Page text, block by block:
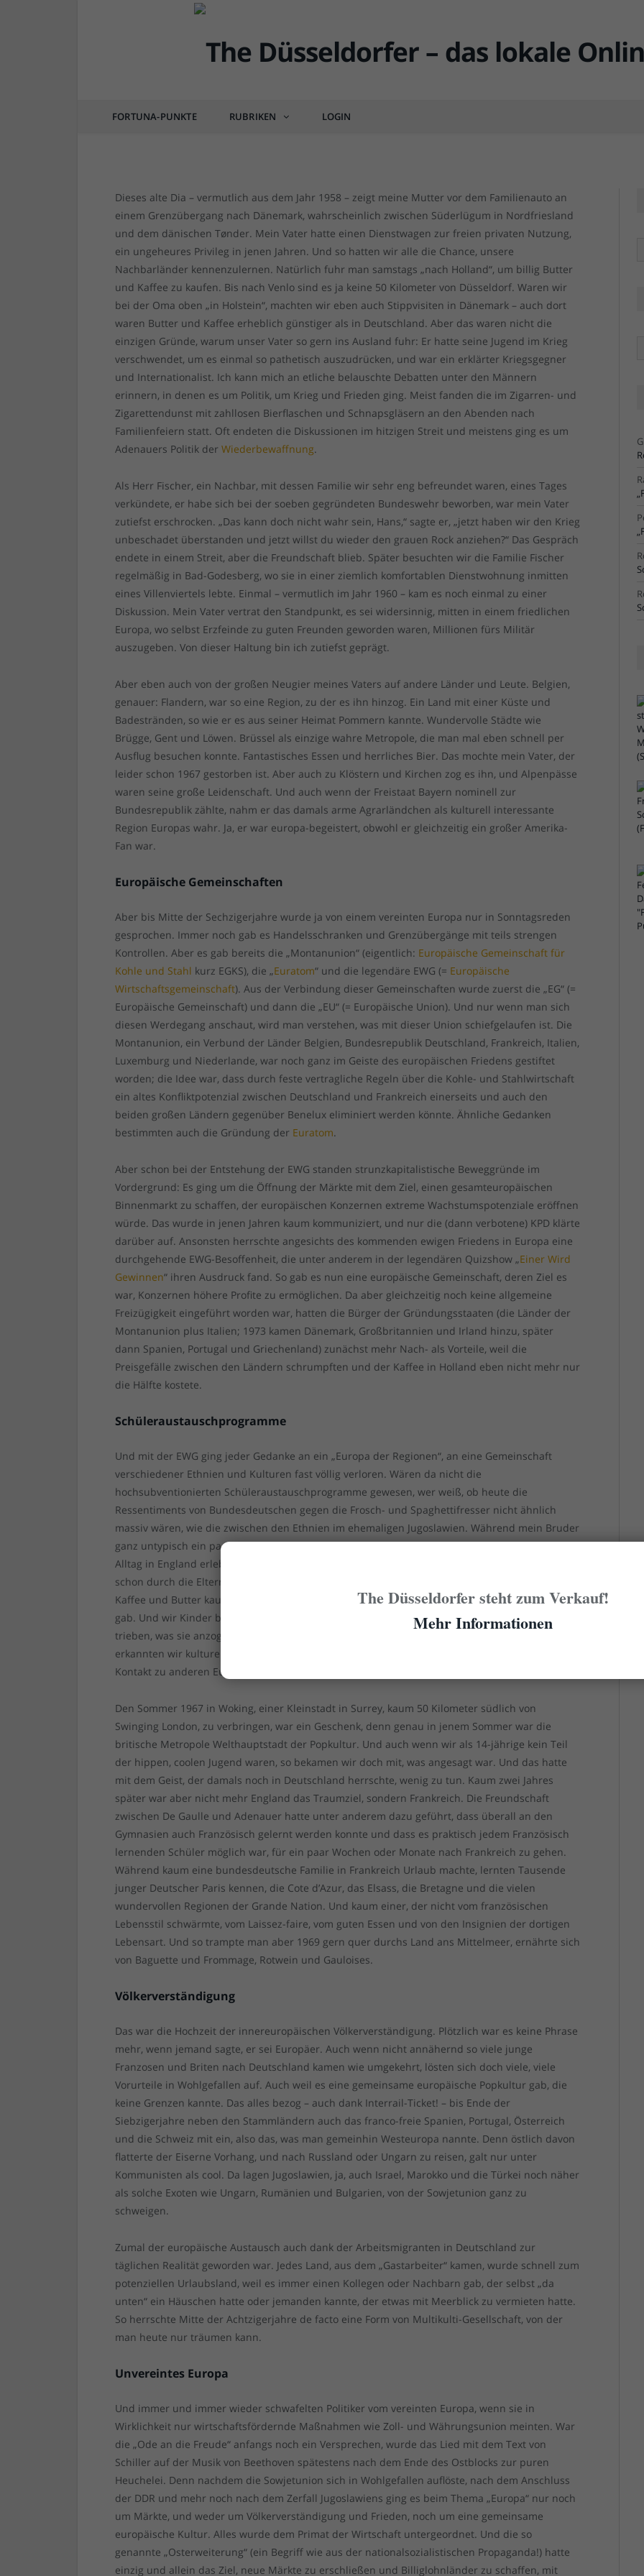
FORTUNA-PUNKTE RUBRIKEN LOGIN
DÜSSEL-HISTÖRCHEN
Dieses alte Dia – vermutlich aus dem Jahr 1958 – zeigt meine Mutter vor dem Familienauto an
einem Grenzübergang nach Dänemark, wahrscheinlich zwischen Süderlügum in Nordfriesland
und dem dänischen Tønder. Mein Vater hatte einen Dienstwagen zur freien privaten Nutzung,
ein ungeheures Privileg in jenen Jahren. Und so hatten wir alle die Chance, unsere
Nachbarländer kennenzulernen. Natürlich fuhr man samstags „nach Holland“, um billig Butter
und Kaffee zu kaufen. Bis nach Venlo sind es ja keine 50 Kilometer von Düsseldorf. Waren wir
bei der Oma oben „in Holstein“, machten wir eben auch Stippvisiten in Dänemark – auch dort
waren Butter und Kaffee erheblich günstiger als in Deutschland. Aber das waren nicht die
einzigen Gründe, warum unser Vater so gern ins Ausland fuhr: Er hatte seine Jugend im Krieg
verschwendet, um es einmal so pathetisch auszudrücken, und war ein erklärter Kriegsgegner
und Internationalist. Ich kann mich an etliche belauschte Debatten unter den Männern
erinnern, in denen es um Politik, um Krieg und Frieden ging. Meist fanden die im Zigarren- und
Zigarettendunst mit zahllosen Bierflaschen und Schnapsgläsern an den Abenden nach
Familienfeiern statt. Oft endeten die Diskussionen im hitzigen Streit und meistens ging es um
Adenauers Politik derWiederbewaffnung.
Als Herr Fischer, ein Nachbar, mit dessen Familie wir sehr eng befreundet waren, eines Tages
verkündete, er habe sich bei der soeben gegründeten Bundeswehr beworben, war mein Vater
zutiefst erschrocken. „Das kann doch nicht wahr sein, Hans,“ sagte er, „jetzt haben wir den Krieg
unbeschadet überstanden und jetzt willst du wieder den grauen Rock anziehen?“ Das Gespräch
endete in einem Streit, aber die Freundschaft blieb. Später besuchten wir die Familie Fischer
regelmäßig in Bad-Godesberg, wo sie in einer ziemlich komfortablen Dienstwohnung inmitten
eines Villenviertels lebte. Einmal – vermutlich im Jahr 1960 – kam es noch einmal zu einer
Diskussion. Mein Vater vertrat den Standpunkt, es sei widersinnig, mitten in einem friedlichen
Europa, wo selbst Erzfeinde zu guten Freunden geworden waren, Millionen fürs Militär
auszugeben. Von dieser Haltung bin ich zutiefst geprägt.
Aber eben auch von der großen Neugier meines Vaters auf andere Länder und Leute. Belgien,
genauer: Flandern, war so eine Region, zu der es ihn hinzog. Ein Land mit einer Küste und
Badestränden, so wie er es aus seiner Heimat Pommern kannte. Wundervolle Städte wie
Brügge, Gent und Löwen. Brüssel als einzige wahre Metropole, die man mal eben schnell per
Ausflug besuchen konnte. Fantastisches Essen und herrliches Bier. Das mochte mein Vater, der
leider schon 1967 gestorben ist. Aber auch zu Klöstern und Kirchen zog es ihn, und Alpenpässe
waren seine große Leidenschaft. Und auch wenn der Freistaat Bayern nominell zur
Bundesrepublik zählte, nahm er das damals arme Agrarländchen als kulturell interessante
Region Europas wahr. Ja, er war europa-begeistert, obwohl er gleichzeitig ein großer Amerika-
Fan war.
Europäische Gemeinschaften
Aber bis Mitte der Sechzigerjahre wurde ja von einem vereinten Europa nur in Sonntagsreden
gesprochen. Immer noch gab es Handelsschranken und Grenzübergänge mit teils strengen
Kontrollen. Aber es gab bereits die „Montanunion“ (eigentlich: Europäische Gemeinschaft für
Kohle und Stahl kurz EGKS), die „Euratom“ und die legendäre EWG (= Europäische
Wirtschaftsgemeinschaft). Aus der Verbindung dieser Gemeinschaften wurde zuerst die „EG“ (=
Europäische Gemeinschaft) und dann die „EU“ (= Europäische Union). Und nur wenn man sich
diesen Werdegang anschaut, wird man verstehen, was mit dieser Union schiefgelaufen ist. Die
Montanunion, ein Verbund der Länder Belgien, Bundesrepublik Deutschland, Frankreich, Italien,
Luxemburg und Niederlande, war noch ganz im Geiste des europäischen Friedens gestiftet
worden; die Idee war, dass durch feste vertragliche Regeln über die Kohle- und Stahlwirtschaft
ein altes Konfliktpotenzial zwischen Deutschland und Frankreich einerseits und auch den
beiden großen Ländern gegenüber Benelux eliminiert werden könnte. Ähnliche Gedanken
bestimmten auch die Gründung der Euratom.
Aber schon bei der Entstehung der EWG standen strunzkapitalistische Beweggründe im
Vordergrund: Es ging um die Öffnung der Märkte mit dem Ziel, einen gesamteuropäischen
Binnenmarkt zu schaffen, der europäischen Konzernen extreme Wachstumspotenziale eröffnen
würde. Das wurde in jenen Jahren kaum kommuniziert, und nur die (dann verbotene) KPD klärte
darüber auf. Ansonsten herrschte angesichts des kommenden ewigen Friedens in Europa eine
durchgehende EWG-Besoffenheit, die unter anderem in der legendären Quizshow „Einer Wird
Gewinnen“ ihren Ausdruck fand. So gab es nun eine europäische Gemeinschaft, deren Ziel es
war, Konzernen höhere Profite zu ermöglichen. Da aber gleichzeitig noch keine allgemeine
Freizügigkeit eingeführt worden war, hatten die Bürger der Gründungsstaaten (die Länder der
Montanunion plus Italien; 1973 kamen Dänemark, Großbritannien und Irland hinzu, später
dann Spanien, Portugal und Griechenland) zunächst mehr Nach- als Vorteile, weil die
Preisgefälle zwischen den Ländern schrumpften und der Kaffee in Holland eben nicht mehr nur
die Hälfte kostete.
Schüleraustauschprogramme
Und mit der EWG ging jeder Gedanke an ein „Europa der Regionen“, an eine Gemeinschaft
verschiedener Ethnien und Kulturen fast völlig verloren. Wären da nicht die
hochsubventionierten Schüleraustauschprogramme gewesen, wer weiß, ob heute die
Ressentiments von Bundesdeutschen gegen die Frosch- und Spaghettifresser nicht ähnlich
massiv wären, wie die zwischen den Ethnien im ehemaligen Jugoslawien. Während mein Bruder
ganz untypisch ein paar Tauschwochen in Schweden verbrachte, konnte ich fast ein halbes Jahr
Alltag in England erleben. Und in beiden Fällen erweiterten die Aktionen unseren Horizont, der
schon durch die Eltern weit hinterm Tellerrand lag. Denn wenn wir in Holland oder Dänemark
Kaffee und Butter kauften, dann griffen wir immer auch gern zu Produkten, die es bei uns nicht
gab. Und wir Kinder beobachteten sehr genau, was gleichaltrige Niederländer oder Dänen so
trieben, was sie anzogen und welche Fahrräder sie besaßen. In diesen Konsumdingen
erkannten wir kulturelle Unterschiede, die sich mit zunehmenden Alter und wachsendem
Kontakt zu anderen Europäer weiter ausdifferenzierten.
Den Sommer 1967 in Woking, einer Kleinstadt in Surrey, kaum 50 Kilometer südlich von
Swinging London, zu verbringen, war ein Geschenk, denn genau in jenem Sommer war die
britische Metropole Welthauptstadt der Popkultur. Und auch wenn wir als 14-jährige kein Teil
der hippen, coolen Jugend waren, so bekamen wir doch mit, was angesagt war. Und das hatte
mit dem Geist, der damals noch in Deutschland herrschte, wenig zu tun. Kaum zwei Jahres
später war aber nicht mehr England das Traumziel, sondern Frankreich. Die Freundschaft
zwischen De Gaulle und Adenauer hatte unter anderem dazu geführt, dass überall an den
Gymnasien auch Französisch gelernt werden konnte und dass es praktisch jedem Französisch
lernenden Schüler möglich war, für ein paar Wochen oder Monate nach Frankreich zu gehen.
Während kaum eine bundesdeutsche Familie in Frankreich Urlaub machte, lernten Tausende
junger Deutscher Paris kennen, die Cote d’Azur, das Elsass, die Bretagne und die vielen
wundervollen Regionen der Grande Nation. Und kaum einer, der nicht vom französischen
Lebensstil schwärmte, vom Laissez-faire, vom guten Essen und von den Insignien der dortigen
Lebensart. Und so trampte man aber 1969 gern quer durchs Land ans Mittelmeer, ernährte sich
von Baguette und Frommage, Rotwein und Gauloises.
Völkerverständigung
Das war die Hochzeit der innereuropäischen Völkerverständigung. Plötzlich war es keine Phrase
mehr, wenn jemand sagte, er sei Europäer. Auch wenn nicht annähernd so viele junge
Franzosen und Briten nach Deutschland kamen wie umgekehrt, lösten sich doch viele, viele
Vorurteile in Wohlgefallen auf. Auch weil es eine gemeinsame europäische Popkultur gab, die
keine Grenzen kannte. Das alles bezog – auch dank Interrail-Ticket! – bis Ende der
Siebzigerjahre neben den Stammländern auch das franco-freie Spanien, Portugal, Österreich
und die Schweiz mit ein, also das, was man gemeinhin Westeuropa nannte. Denn östlich davon
flatterte der Eiserne Vorhang, und nach Russland oder Ungarn zu reisen, galt nur unter
Kommunisten als cool. Da lagen Jugoslawien, ja, auch Israel, Marokko und die Türkei noch näher
als solche Exoten wie Ungarn, Rumänien und Bulgarien, von der Sowjetunion ganz zu
schweigen.
Zumal der europäische Austausch auch dank der Arbeitsmigranten in Deutschland zur
täglichen Realität geworden war. Jedes Land, aus dem „Gastarbeiter“ kamen, wurde schnell zum
potenziellen Urlaubsland, weil es immer einen Kollegen oder Nachbarn gab, der selbst „da
unten“ ein Häuschen hatte oder jemanden kannte, der etwas mit Meerblick zu vermieten hatte.
So herrschte Mitte der Achtzigerjahre de facto eine Form von Multikulti-Gesellschaft, von der
man heute nur träumen kann.
Unvereintes Europa
Und immer und immer wieder schwafelten Politiker vom vereinten Europa, wenn sie in
Wirklichkeit nur wirtschaftsfördernde Maßnahmen wie Zoll- und Währungsunion meinten. War
die „Ode an die Freude“ anfangs noch ein Versprechen, wurde das Lied mit dem Text von
Schiller auf der Musik von Beethoven spätestens nach dem Ende des Ostblocks zur puren
Heuchelei. Denn nachdem die Sowjetunion sich in Wohlgefallen auflöste, nach dem Anschluss
der DDR und mehr noch nach dem Zerfall Jugoslawiens ging es beim Thema „Europa“ nur noch
um Märkte, und weder um Völkerverständigung und Frieden, noch um eine gemeinsame
europäische Kultur. Alles wurde dem Primat der Wirtschaft untergeordnet. Und die so
genannte „Osterweiterung“ (ein Begriff wie aus der nationalsozialistischen Propaganda!) hatte
einzig und allein das Ziel, neue Märkte zu erschließen und Billiglohnländer zu schaffen, mit
The Düsseldorfer steht zum Verkauf!
Mehr Informationen